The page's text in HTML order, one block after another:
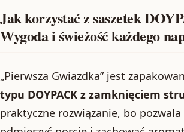
Jak korzystać z saszetek
Wygoda i świeżość każdego
„Pierwsza Gwiazdka” jest
typu DOYPACK z zamknięciem
praktyczne rozwiązanie, bo